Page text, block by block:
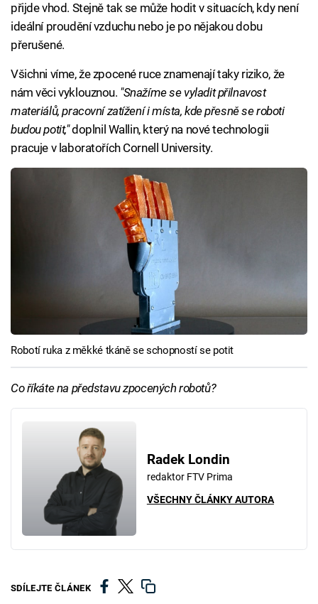
přijde vhod. Stejně tak se může hodit v situacích, kdy není
ideální proudění vzduchu nebo je po nějakou dobu
přerušené.
Všichni víme, že zpocené ruce znamenají taky riziko, že
nám věci vyklouznou. "Snažíme se vyladit přilnavost
materiálů, pracovní zatížení i místa, kde přesně se roboti
budou potit,"doplnil Wallin, který na nové technologii
pracuje v laboratořích Cornell University.
Robotí ruka z měkké tkáně se schopností se potit
Co říkáte na představu zpocených robotů?
Radek Londin
redaktor FTV Prima
VŠECHNY ČLÁNKY AUTORA
SDÍLEJTE ČLÁNEK